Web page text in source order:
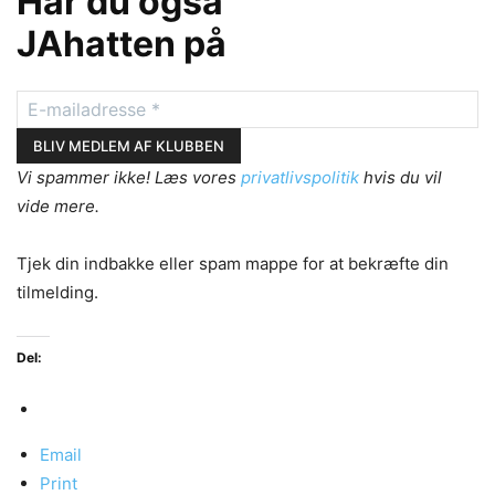
JAhatten på
Vi spammer ikke! Læs vores privatlivspolitik hvis du vil
vide mere.
Tjek din indbakke eller spam mappe for at bekræfte din
tilmelding.
Del:
Email
Print